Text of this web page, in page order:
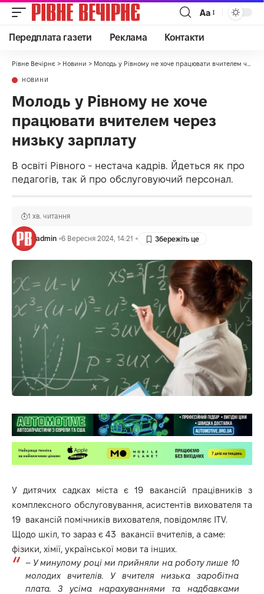
Аа
Передплата газети Реклама Контакти
Рівне Вечірнє > Новини > Молодь у Рівному не хоче працювати вчителем через низьку зарплату
НОВИНИ
Молодь у Рівному не хоче
працювати вчителем через
низьку зарплату
В освіті Рівного - нестача кадрів. Йдеться як про
педагогів, так й про обслуговуючий персонал.
admin 6 Вересня 2024, 14:21
1 хв. читання
У дитячих садках міста є 19 вакансій працівників з
комплексного обслуговування, асистентів вихователя та
19 вакансій помічників вихователя, повідомляє ITV.
Щодо шкіл, то зараз є 43 вакансії вчителів, а саме:
фізики, хімії, української мови та інших.
– У минулому році ми прийняли на роботу лише 10
молодих вчителів. У вчителя низька заробітна
плата. З усіма нарахуваннями та надбавками